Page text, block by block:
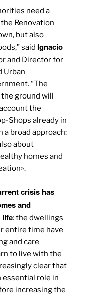
need a
Renovation
but also
said Ignacio
and Director for
Urban
“The
ground will
the
Shops already in
a broad approach:
about
homes and
crisis has
and
life: the dwellings
entire time have
and care
to live with the
clear that
essential role in
increasing the